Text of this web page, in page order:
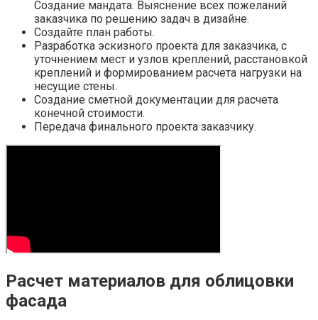
Создание мандата. Выяснение всех пожеланий
заказчика по решению задач в дизайне.
Создайте план работы.
Разработка эскизного проекта для заказчика, с
уточнением мест и узлов креплений, расстановкой
креплений и формированием расчета нагрузки на
несущие стены.
Создание сметной документации для расчета
конечной стоимости.
Передача финального проекта заказчику.
Расчет материалов для облицовки
фасада